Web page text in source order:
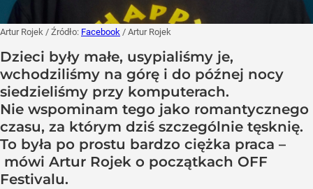
Artur Rojek / Źródło: Facebook / Artur Rojek
Dzieci były małe, usypialiśmy je,
wchodziliśmy na górę i do późnej nocy
siedzieliśmy przy komputerach.
Nie wspominam tego jako romantycznego
czasu, za którym dziś szczególnie tęsknię.
To była po prostu bardzo ciężka praca –
mówi Artur Rojek o początkach OFF
Festivalu.